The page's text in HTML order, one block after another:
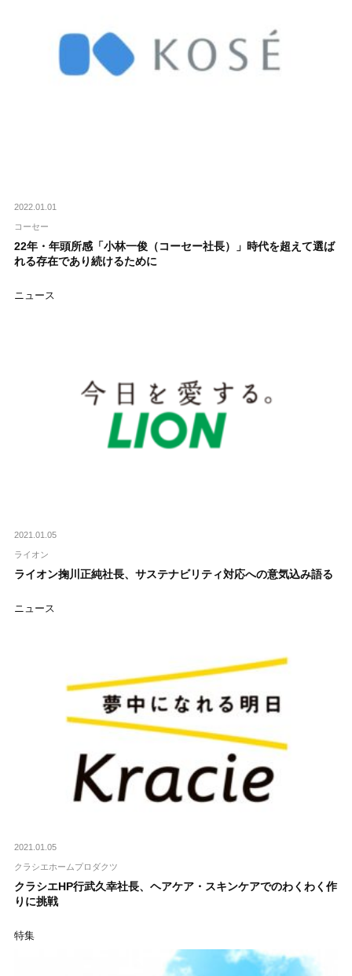
2022.01.01
コーセー
22年・年頭所感「小林一俊（コーセー社長）」時代を超えて選ば
れる存在であり続けるために
ニュース
2021.01.05
ライオン
ライオン掬川正純社長、サステナビリティ対応への意気込み語る
ニュース
2021.01.05
クラシエホームプロダクツ
クラシエHP行武久幸社長、ヘアケア・スキンケアでのわくわく作
りに挑戦
特集